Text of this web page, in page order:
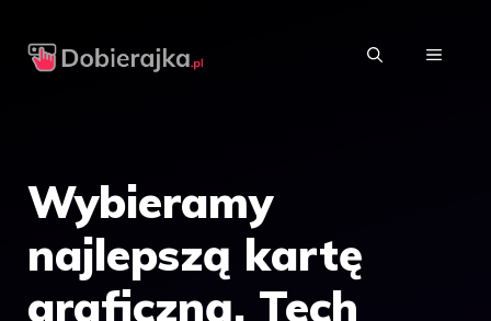
MENU
Wybieramy
najlepszą kartę
graficzną. Tech